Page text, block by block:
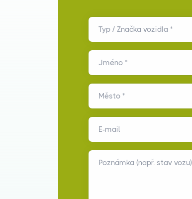
Typ / Značka vozidla *
Jméno *
Město *
E-mail
Poznámka (např. stav vozu)